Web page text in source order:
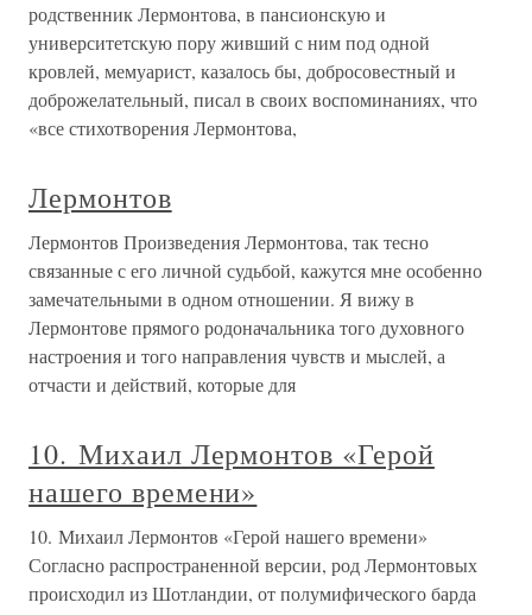
родственник Лермонтова, в пансионскую и
университетскую пору живший с ним под одной
кровлей, мемуарист, казалось бы, добросовестный и
доброжелательный, писал в своих воспоминаниях, что
«все стихотворения Лермонтова,
Лермонтов
Лермонтов Произведения Лермонтова, так тесно
связанные с его личной судьбой, кажутся мне особенно
замечательными в одном отношении. Я вижу в
Лермонтове прямого родоначальника того духовного
настроения и того направления чувств и мыслей, а
отчасти и действий, которые для
10. Михаил Лермонтов «Герой
нашего времени»
10. Михаил Лермонтов «Герой нашего времени»
Согласно распространенной версии, род Лермонтовых
происходил из Шотландии, от полумифического барда